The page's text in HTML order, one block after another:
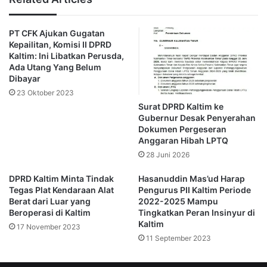
pertemuan, masih ditemukan perbedaan sudut pandang
“Dari perspektif Pemprov Kaltim, yang namanya hibah
lahan hanya diperuntukkan bagi kegiatan sosial seperti
sekolah maupun tempat ibadah. Sementara, warga
mengakui pada saat membeli rumah di lokasi itu, akta jual-
belinya menyebutkan bahwa beli rumah sekaligus
lahannya. Nah ini yang belum ketemu,” terang Sapto.
Untuk itu, DPRD kata dia akan menjadwalkan pertemuan
Kejaksaan, hingga pihak Mendagri.
Hal ini dilakukan untuk menjawab persoalan, termasuk
mengenai alih fungsi status tanah agar tak bertabrakan
PT CFK Ajukan Gugatan
Kepailitan, Komisi II DPRD
Kaltim: Ini Libatkan Perusda,
Ada Utang Yang Belum
Dibayar
23 Oktober 2023
Surat DPRD Kaltim ke
Gubernur Desak Penyerahan
Dokumen Pergeseran
Anggaran Hibah LPTQ
28 Juni 2026
DPRD Kaltim Minta Tindak
Tegas Plat Kendaraan Alat
Berat dari Luar yang
Beroperasi di Kaltim
17 November 2023
Hasanuddin Mas’ud Harap
Pengurus PII Kaltim Periode
2022-2025 Mampu
Tingkatkan Peran Insinyur di
Kaltim
11 September 2023